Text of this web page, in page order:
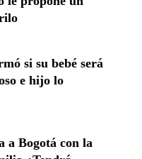
si su bebé será
e hijo lo
a Bogotá con la